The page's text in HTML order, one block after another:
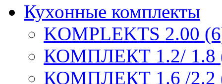
Кухонные комплекты
KOMPLEKTS 2.00
КОМПЛЕКТ 1.2/ 1.8
КОМПЛЕКТ 1.6 /2.2